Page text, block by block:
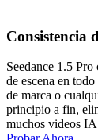
Consistencia
Seedance 1.5
de escena en
de marca o
principio a fin,
muchos videos IA